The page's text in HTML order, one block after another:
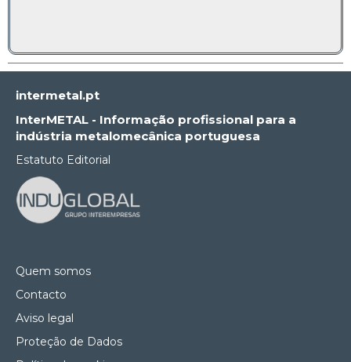
intermetal.pt
InterMETAL - Informação profissional para a
indústria metalomecânica portuguesa
Estatuto Editorial
Quem somos
Contacto
Aviso legal
Proteção de Dados